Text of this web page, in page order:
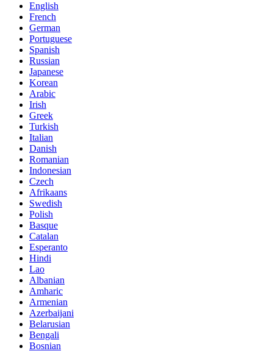
English
French
German
Portuguese
Spanish
Russian
Japanese
Korean
Arabic
Irish
Greek
Turkish
Italian
Danish
Romanian
Indonesian
Czech
Afrikaans
Swedish
Polish
Basque
Catalan
Esperanto
Hindi
Lao
Albanian
Amharic
Armenian
Azerbaijani
Belarusian
Bengali
Bosnian